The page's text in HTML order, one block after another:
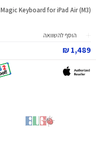
Magic Keyboard for iPad Air (M3)
הוסף להשוואה
1,489 ₪